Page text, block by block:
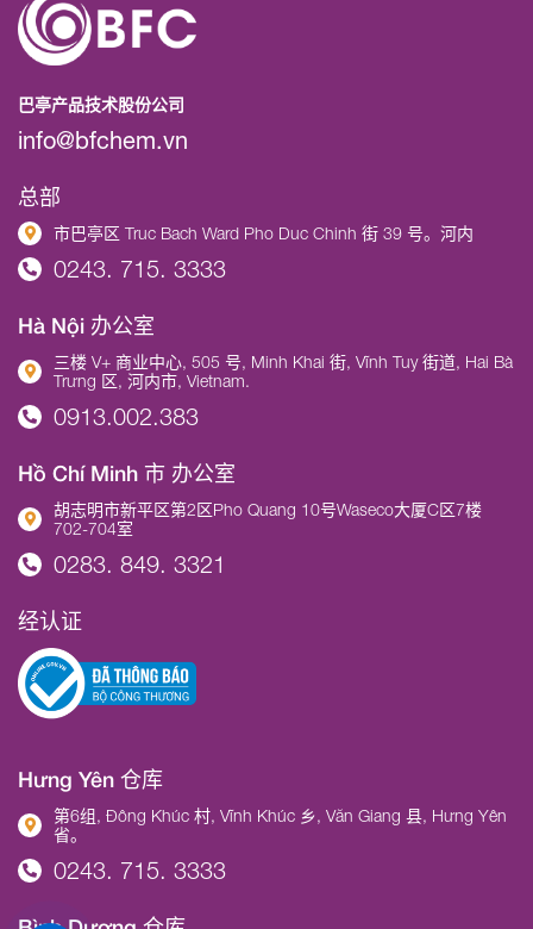
巴亭产品技术股份公司
info@bfchem.vn
总部
市巴亭区 Truc Bach Ward Pho Duc Chinh 街 39 号。河内
0243. 715. 3333
Hà Nội 办公室
三楼 V+ 商业中心, 505 号, Minh Khai 街, Vĩnh Tuy 街道, Hai Bà
Trưng 区, 河内市, Vietnam.
0913.002.383
Hồ Chí Minh 市 办公室
胡志明市新平区第2区Pho Quang 10号Waseco大厦C区7楼
702-704室
0283. 849. 3321
经认证
Hưng Yên 仓库
第6组, Đông Khúc 村, Vĩnh Khúc 乡, Văn Giang 县, Hưng Yên
省。
0243. 715. 3333